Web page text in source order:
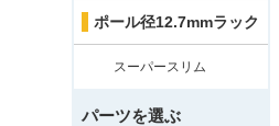
ポール径12.7mmラック
スーパースリム
パーツを選ぶ